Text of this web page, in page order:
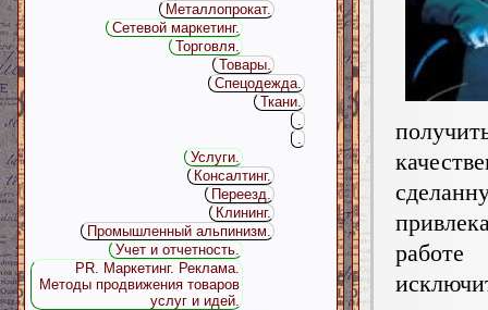
работе
Металлопрокат.
Сетевой маркетинг.
Торговля.
Товары.
Спецодежда.
Ткани.
.
.
Услуги.
Консалтинг.
Переезд.
Клининг.
Промышленный альпинизм.
Учет и отчетность.
PR. Маркетинг. Реклама.
Методы продвижения товаров
услуг и идей.